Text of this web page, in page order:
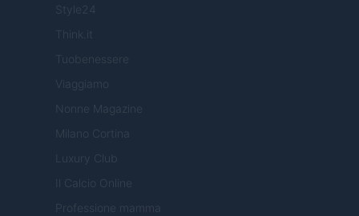
Style24
Think.it
Tuobenessere
Viaggiamo
Nonne Magazine
Milano Cortina
Luxury Club
Il Calcio Online
Professione mamma